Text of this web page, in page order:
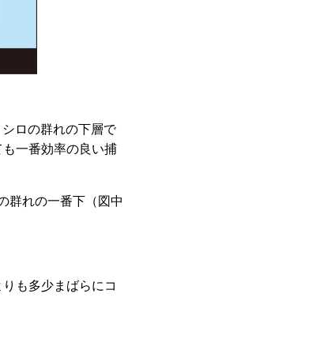
ロの群れの下層で
一番効率の良い捕
群れの一番下（図中
も多少まばらにコ